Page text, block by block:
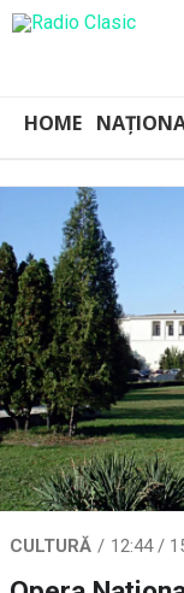
HOME
CULTURĂ 12:44 /